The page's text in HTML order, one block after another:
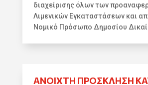
διαχείρισης όλων των
Λιμενικών Εγκαταστάσεων και
Νομικό Πρόσωπο Δημοσίου
ΑΝΟΙΧΤΉ ΠΡΌΣΚΛΗΣΗ